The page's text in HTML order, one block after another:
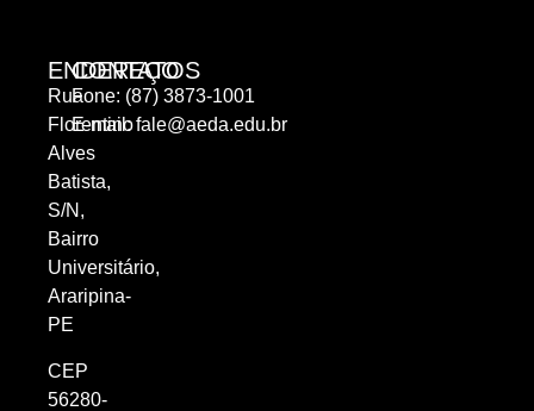
ENDEREÇO
Rua
Florentino
Alves
Batista,
S/N,
Bairro
Universitário,
Araripina-
PE
CEP
56280-
CONTATOS
Fone: (87) 3873-1001
E-mail:fale@aeda.edu.br